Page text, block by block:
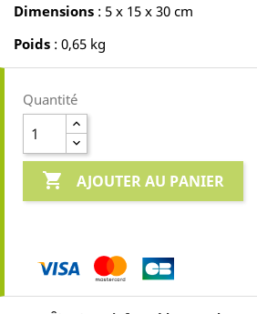
Dimensions : 5 x 15 x 30 cm
Poids : 0,65 kg
Quantité
 AJOUTER AU PANIER